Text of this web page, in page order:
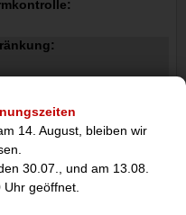
14. August, bleiben wir
30.07., und am 13.08.
geöffnet.
Blocking:
Mbit/s